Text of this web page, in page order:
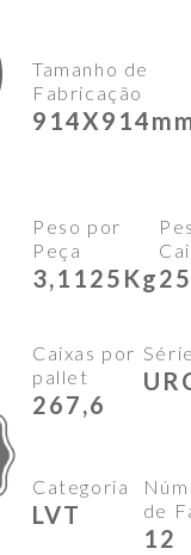
Tamanho de
Fabricação
Peso por
Peça
3,1125Kg
Caixas por
pallet
267,6
Categoria
LVT
de
12